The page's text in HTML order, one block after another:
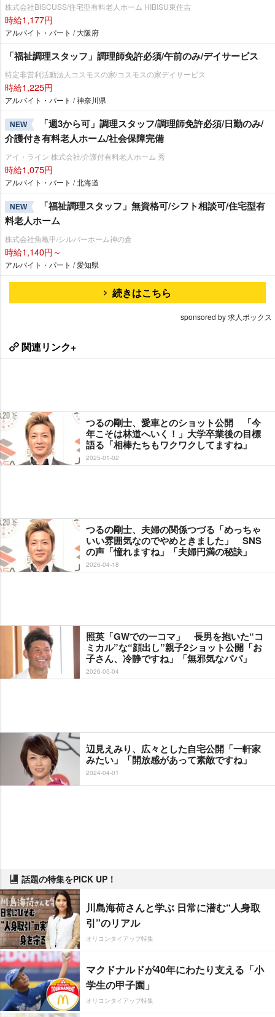
株式会社BISCUSS/住宅型有料老人ホーム HIBISU東住吉
時給1,177円
アルバイト・パート / 大阪府
「福祉調理スタッフ」調理師免許必須/午前のみ/デイサービス
特定非営利活動法人コスモスの家/コスモスの家デイサービス
時給1,225円
アルバイト・パート / 神奈川県
NEW
「週3から可」調理スタッフ/調理師免許必須/日勤のみ/
介護付き有料老人ホーム/社会保障完備
アイ・ライン 株式会社/介護付有料老人ホーム 秀
時給1,075円
アルバイト・パート / 北海道
NEW
「福祉調理スタッフ」無資格可/シフト相談可/住宅型有
料老人ホーム
株式会社角亀甲/シルバーホーム神の倉
時給1,140円～
アルバイト・パート / 愛知県
続きはこちら
sponsored by 求人ボックス
関連リンク+
つるの剛士、愛車とのショット公開 「今
年こそは林道へいく！」大学卒業後の目標
語る「相棒たちもワクワクしてますね」
2025-01-02
つるの剛士、夫婦の関係つづる「めっちゃ
いい雰囲気なのでやめときました」 SNS
の声「憧れますね」「夫婦円満の秘訣」
2026-04-18
照英「GWでの一コマ」 長男を抱いた“コ
ミカル”な“顔出し”親子2ショット公開「お
子さん、冷静ですね」「無邪気なパパ」
2026-05-04
辺見えみり、広々とした自宅公開「一軒家
みたい」「開放感があって素敵ですね」
2024-04-01
話題の特集をPICK UP！
川島海荷さんと学ぶ 日常に潜む“人身取
引”のリアル
オリコンタイアップ特集
マクドナルドが40年にわたり支える「小
学生の甲子園」
オリコンタイアップ特集